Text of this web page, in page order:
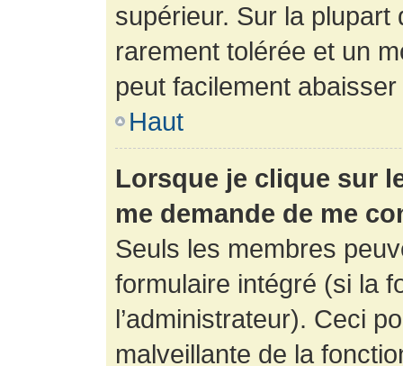
supérieur. Sur la
rarement tolérée et un
peut facilement
Haut
Lorsque je clique sur
me demande de me
Seuls les membres
formulaire intégré (si la
l’administrateur). Ceci
malveillante de la